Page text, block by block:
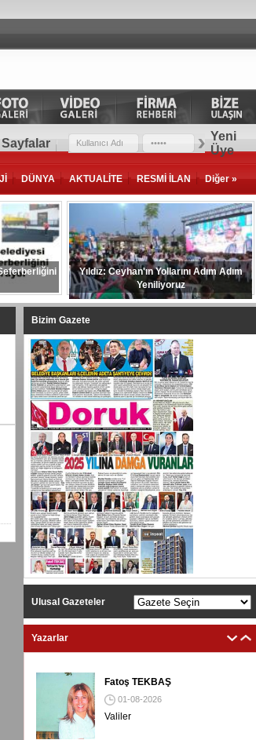
Sayfalar
Yeni
Üye
DÜNYA AKTUALİTE RESMİ İLAN Diğer »
Yıldız: Ceyhan'ın Yollarını Adım Adım
Yeniliyoruz
Bizim Gazete
Ulusal Gazeteler
Yazarlar
Fatoş TEKBAŞ
01-08-2026
Valiler